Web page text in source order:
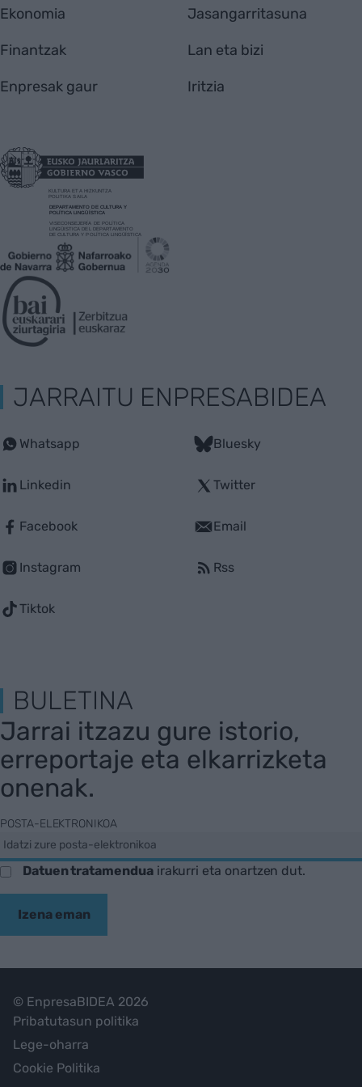
Ekonomia
Finantzak
Enpresak gaur
Jasangarritasuna
Lan eta bizi
Iritzia
JARRAITU ENPRESABIDEA
Whatsapp
Linkedin
Facebook
Instagram
Tiktok
Bluesky
Twitter
Email
Rss
BULETINA
Jarrai itzazu gure istorio,
erreportaje eta elkarrizketa
onenak.
POSTA-ELEKTRONIKOA
Datuen tratamenduairakurri eta onartzen dut.
Izena eman
© EnpresaBIDEA 2026
Pribatutasun politika
Lege-oharra
Cookie Politika